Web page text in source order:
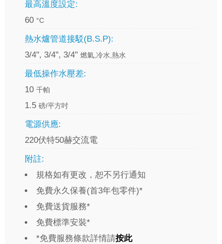
最高溫度設定:
60 °C
熱水爐管道接駁(B.S.P):
3/4'', 3/4'', 3/4'' 燃氣,冷水,熱水
最低操作水壓差:
10 千帕
1.5 磅/平方吋
電源供應:
220伏特50赫交流電
附註:
規格如有更改，恕不另行通知
免費永久保養(首3年包零件)*
免費送貨服務*
免費標準安裝*
*免費服務條款詳情請按此